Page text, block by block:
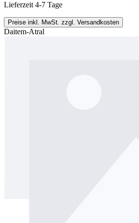
Lieferzeit 4-7 Tage
Preise inkl. MwSt. zzgl. Versandkosten
Daitem-Atral